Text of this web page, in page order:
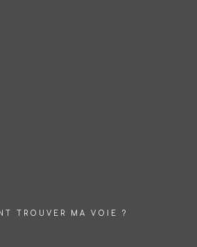
TROUVER MA VOIE ?